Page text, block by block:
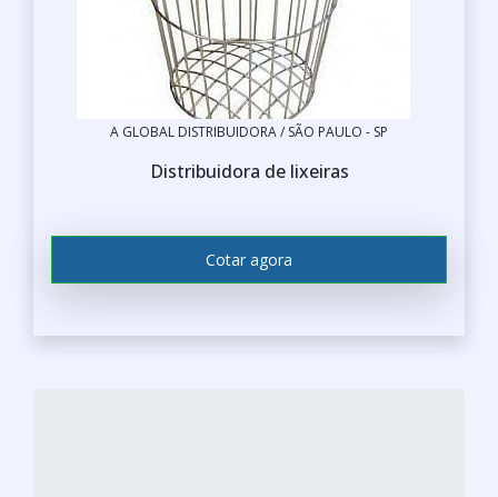
A GLOBAL DISTRIBUIDORA / SÃO PAULO - SP
Distribuidora de lixeiras
Cotar agora